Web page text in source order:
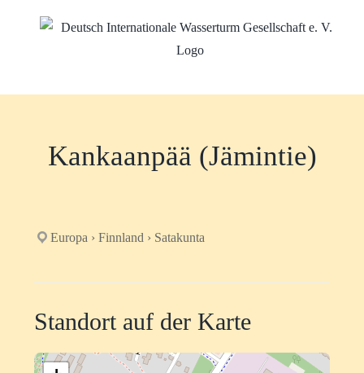
Kankaanpää (Jämintie)
Europa › Finnland › Satakunta
Standort auf der Karte